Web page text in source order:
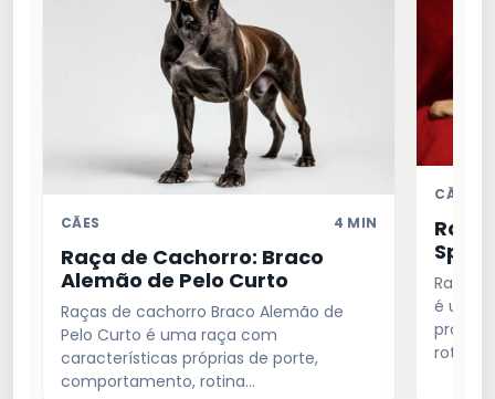
CÃES 4 MIN
Raça de Cachorro: Braco
Alemão de Pelo Curto
Raças de cachorro Braco Alemão de
Pelo Curto é uma raça com
características próprias de porte,
comportamento, rotina…
CÃES
Raças
é uma
rotina